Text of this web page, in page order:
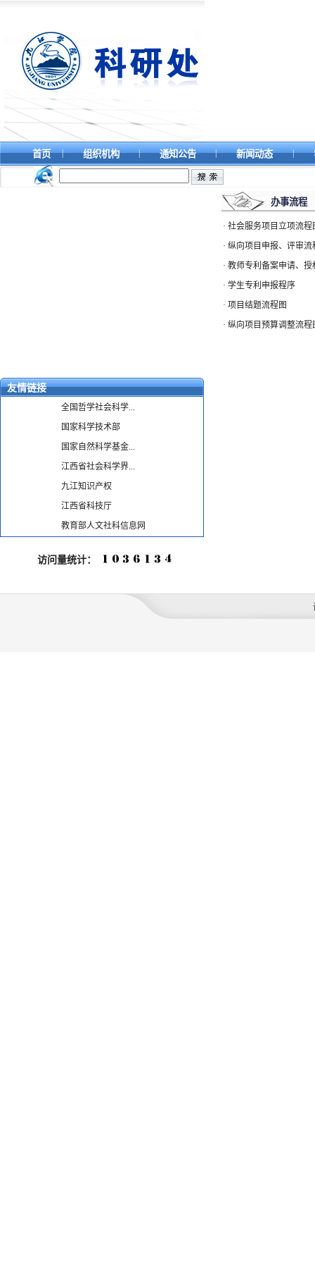
首页 | 组织机构 | 通知公告 | 新闻动态 |
友情链接
全国哲学社会科学...
国家科学技术部
国家自然科学基金...
江西省社会科学界...
九江知识产权
江西省科技厅
教育部人文社科信息网
访问量统计：
办事流程
· 社会服务项目立项流程
· 纵向项目申报、评审流
· 教师专利备案申请、
· 学生专利申报程序
· 项目结题流程图
· 纵向项目预算调整流程